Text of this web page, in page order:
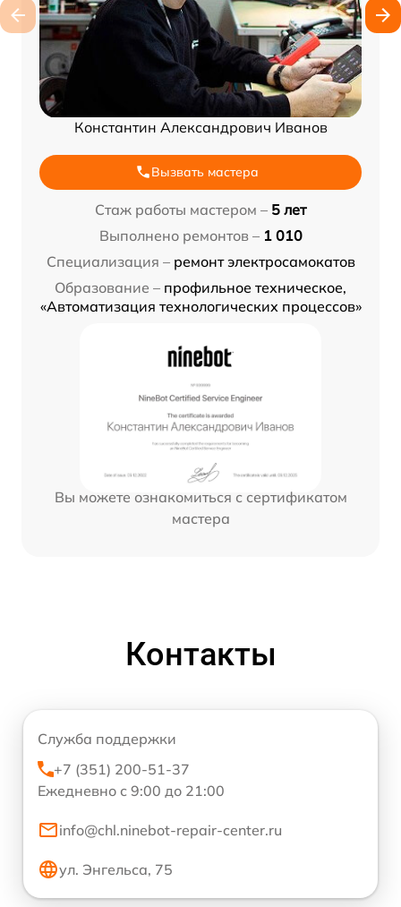
Константин Александрович Иванов
Вызвать мастера
Стаж работы мастером – 5 лет
Выполнено ремонтов – 1 010
Специализация – ремонт электросамокатов
Образование – профильное техническое,
«Автоматизация технологических процессов»
Вы можете ознакомиться с сертификатом
мастера
Контакты
Служба поддержки
+7 (351) 200-51-37
Ежедневно с 9:00 до 21:00
info@chl.ninebot-repair-center.ru
ул. Энгельса, 75